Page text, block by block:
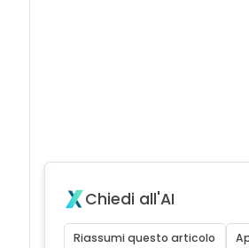
Chiedi all'AI
Riassumi questo articolo